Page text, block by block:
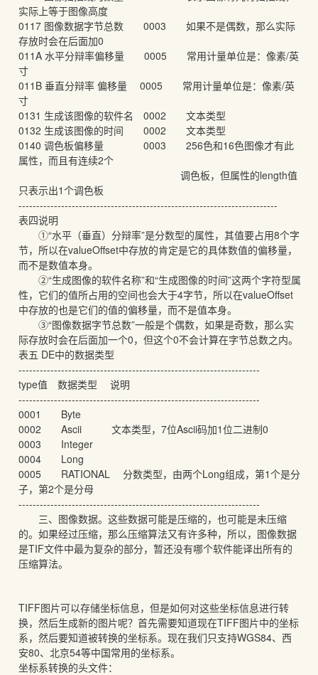
实际上等于图像高度
0117 图像数据字节总数 0003 如果不是偶数，那么实际
存放时会在后面加0
011A 水平分辩率偏移量 0005 常用计量单位是：像素/英
寸
011B 垂直分辩率 偏移量 0005 常用计量单位是：像素/英
寸
0131 生成该图像的软件名 0002 文本类型
0132 生成该图像的时间 0002 文本类型
0140 调色板偏移量 0003 256色和16色图像才有此
属性，而且有连续2个
调色板，但属性的length值
只表示出1个调色板
-------------------------------------------------------------------------
表四说明
①“水平（垂直）分辩率”是分数型的属性，其值要占用8个字
节，所以在valueOffset中存放的肯定是它的具体数值的偏移量，
而不是数值本身。
②“生成图像的软件名称”和“生成图像的时间”这两个字符型属
性，它们的值所占用的空间也会大于4字节，所以在valueOffset
中存放的也是它们的值的偏移量，而不是值本身。
③“图像数据字节总数”一般是个偶数，如果是奇数，那么实
际存放时会在后面加一个0，但这个0不会计算在字节总数之内。
表五 DE中的数据类型
--------------------------------------------------------------------
type值 数据类型 说明
--------------------------------------------------------------------
0001 Byte
0002 Ascii 文本类型，7位Ascii码加1位二进制0
0003 Integer
0004 Long
0005 RATIONAL 分数类型，由两个Long组成，第1个是分
子，第2个是分母
--------------------------------------------------------------------
三、图像数据。这些数据可能是压缩的，也可能是未压缩
的。如果经过压缩，那么压缩算法又有许多种，所以，图像数据
是TIF文件中最为复杂的部分，暂还没有哪个软件能译出所有的
压缩算法。
TIFF图片可以存储坐标信息，但是如何对这些坐标信息进行转
换，然后生成新的图片呢？首先需要知道现在TIFF图片中的坐标
系，然后要知道被转换的坐标系。现在我们只支持WGS84、西
安80、北京54等中国常用的坐标系。
坐标系转换的头文件：